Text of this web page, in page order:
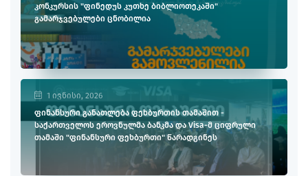
კონკურსის "ფინედუს კუთხე ბიბლიოთეკაში"
გამარჯვებულები ცნობილია
1 ივნისი, 2026
ფინანსური განათლება ფეხბურთის თამაშით -
საქართველოს ეროვნულმა ბანკმა და Visa-მ ციფრული
თამაში "ფინანსური ფეხბურთი" წარადგინეს